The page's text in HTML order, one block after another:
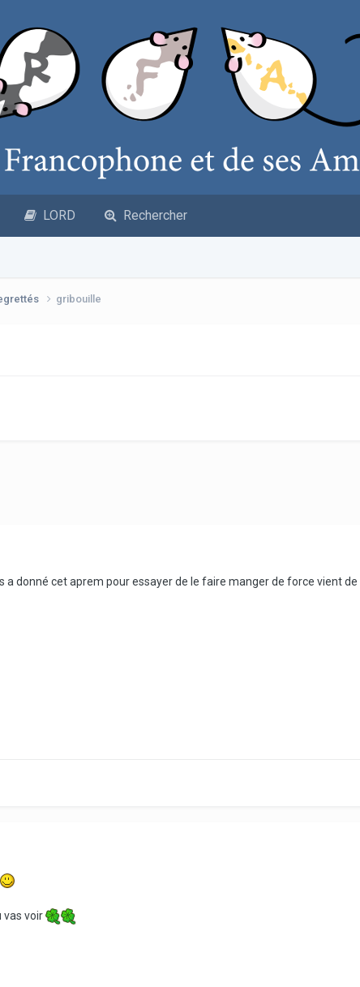
LORD Rechercher
gribouille
a donné cet aprem pour essayer de le faire manger de force vient de
vas voir